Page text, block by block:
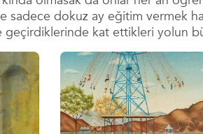
dokuz ay eğitim vermek
kat ettikleri yolun